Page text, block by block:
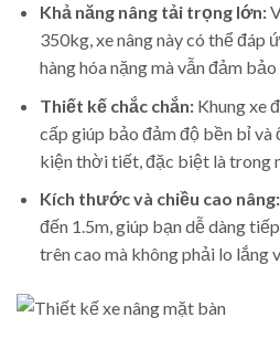
Khả năng nâng tải trọng lớn:
350kg, xe nâng này có thể đáp
hàng hóa nặng mà vẫn đảm bảo
Thiết kế chắc chắn:Khung xe
cấp giúp bảo đảm độ bền bỉ và
kiện thời tiết, đặc biệt là trong
Kích thước và chiều cao nâng:
đến 1.5m, giúp bạn dễ dàng
trên cao mà không phải lo lắng